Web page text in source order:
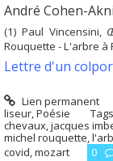
André Cohen-
(1) Paul Vincensini,
Rouquette - L'arbre à
Lettre d'un
Lien permanent
liseur,Poésie
chevaux,jacques
michel rouquette,
covid,mozart 0